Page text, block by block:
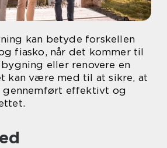
kan betyde forskellen
fiasko, når det kommer til
eller renovere en
kan være med til at sikre, at
effektivt og